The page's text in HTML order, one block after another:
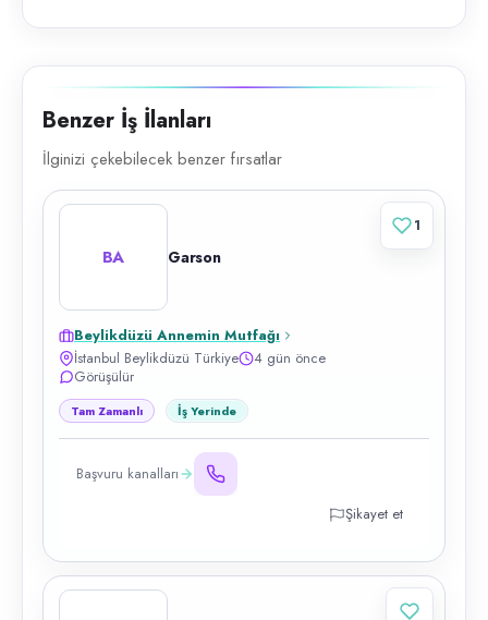
Benzer İş İlanları
İlginizi çekebilecek benzer fırsatlar
BA Garson
Beylikdüzü Annemin Mutfağı
İstanbul Beylikdüzü Türkiye
4 gün önce
Görüşülür
Tam Zamanlı İş Yerinde
Başvuru kanalları
Şikayet et
1